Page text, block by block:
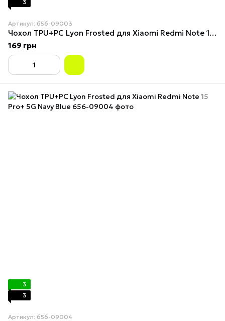
3
Артикул: 656-09003
Чохол TPU+PC Lyon Frosted для Xiaomi Redmi Note 15 Pro+ 5G Green
169 грн
3
3
Артикул: 656-09004